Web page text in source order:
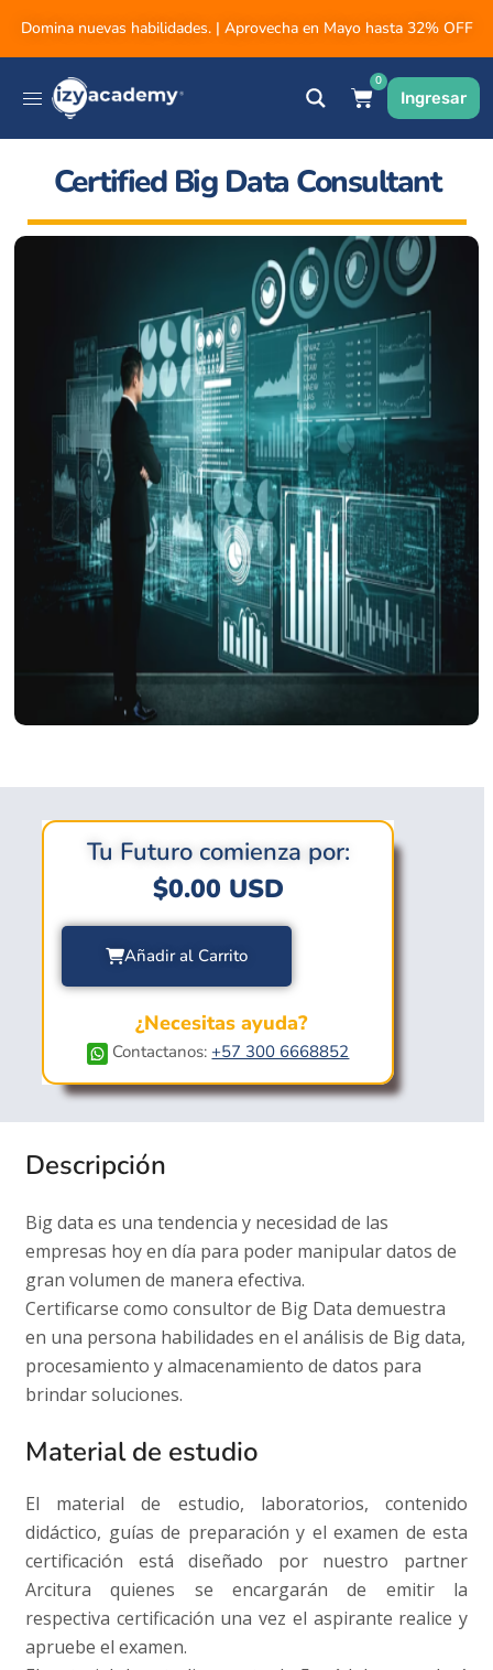
Domina nuevas habilidades. | Aprovecha en Mayo hasta 32% OFF
0
Ingresar
Certified Big Data Consultant
Tu Futuro comienza por:
$0.00 USD
Añadir al Carrito
¿Necesitas ayuda?
Contactanos:+57 300 6668852
Descripción
Big data es una tendencia y necesidad de las
empresas hoy en día para poder manipular datos de
gran volumen de manera efectiva.
Certificarse como consultor de Big Data demuestra
en una persona habilidades en el análisis de Big data,
procesamiento y almacenamiento de datos para
brindar soluciones.
Material de estudio
El material de estudio, laboratorios, contenido
didáctico, guías de preparación y el examen de esta
certificación está diseñado por nuestro partner
Arcitura quienes se encargarán de emitir la
respectiva certificación una vez el aspirante realice y
apruebe el examen.